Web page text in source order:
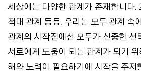
세상에는 다양한 관계가 존재합니다.
적대 관계 등등. 우리는 모두 관계 속
관계의 시작점에선 모두가 신중한 선
서로에게 도움이 되는 관계가 되기
해와 노력이 필요하기에 시작을 주저